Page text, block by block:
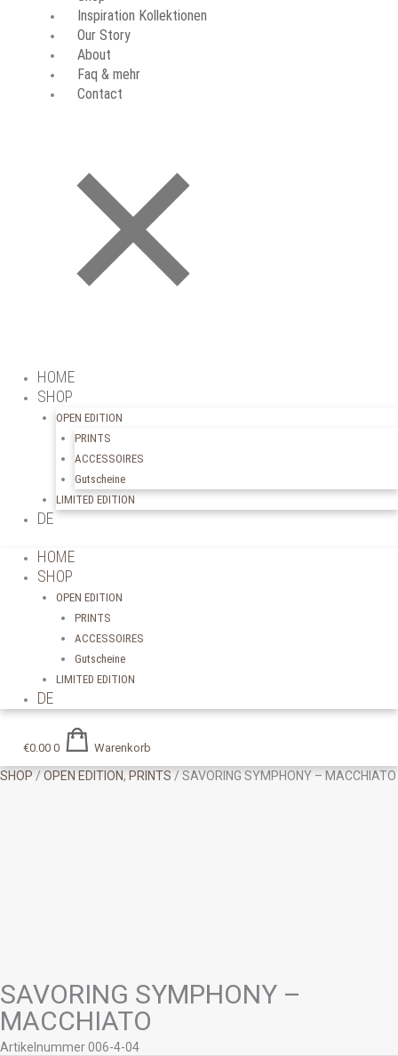
Inspiration Kollektionen
Our Story
About
Faq & mehr
Contact
HOME
SHOP
OPEN EDITION
PRINTS
ACCESSOIRES
Gutscheine
LIMITED EDITION
DE
HOME
SHOP
OPEN EDITION
PRINTS
ACCESSOIRES
Gutscheine
LIMITED EDITION
DE
€0.00 0 Warenkorb
SHOP /OPEN EDITION, PRINTS / SAVORING SYMPHONY – MACCHIATO
SAVORING SYMPHONY –
MACCHIATO
Artikelnummer 006-4-04